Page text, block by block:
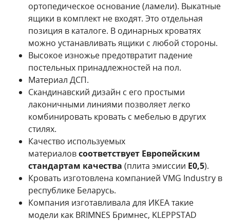
ортопедическое основание (ламели). Выкатные
ящики в комплект не входят. Это отдельная
позиция в каталоге. В одинарных кроватях
можно устанавливать ящики с любой стороны.
Высокое изножье предотвратит падение
постельных принадлежностей на пол.
Материал ДСП.
Скандинавский дизайн с его простыми
лаконичными линиями позволяет легко
комбинировать кровать с мебелью в других
стилях.
Качество используемых
материаловсоответствует Европейским
стандартам качества (плита эмиссии Е0,5).
Кровать изготовлена компанией VMG Industry в
республике Беларусь.
Компания изготавливала для ИКЕА такие
модели как BRIMNES Бримнес, KLEPPSTAD